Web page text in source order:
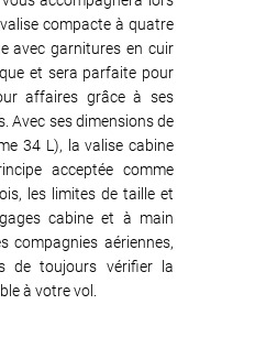
compacte à quatre
avec garnitures en cuir
et sera parfaite pour
affaires grâce à ses
Avec ses dimensions de
34 L), la valise cabine
acceptée comme
les limites de taille et
cabine et à main
compagnies aériennes,
de toujours vérifier la
à votre vol.